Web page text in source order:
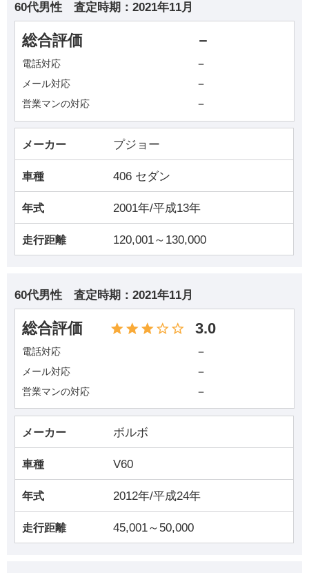
60代男性 査定時期： 2021年11月
総合評価 －
電話対応 －
メール対応 －
営業マンの対応 －
メーカー プジョー
車種 406 セダン
年式 2001年/平成13年
走行距離 120,001～130,000
60代男性 査定時期： 2021年11月
総合評価 3.0
電話対応 －
メール対応 －
営業マンの対応 －
メーカー ボルボ
車種 V60
年式 2012年/平成24年
走行距離 45,001～50,000